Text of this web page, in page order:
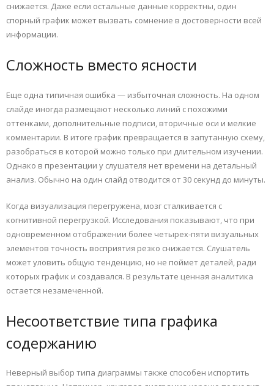
снижается. Даже если остальные данные корректны, один
спорный график может вызвать сомнение в достоверности всей
информации.
Сложность вместо ясности
Еще одна типичная ошибка — избыточная сложность. На одном
слайде иногда размещают несколько линий с похожими
оттенками, дополнительные подписи, вторичные оси и мелкие
комментарии. В итоге график превращается в запутанную схему,
разобраться в которой можно только при длительном изучении.
Однако в презентации у слушателя нет времени на детальный
анализ. Обычно на один слайд отводится от 30 секунд до минуты.
Когда визуализация перегружена, мозг сталкивается с
когнитивной перегрузкой. Исследования показывают, что при
одновременном отображении более четырех-пяти визуальных
элементов точность восприятия резко снижается. Слушатель
может уловить общую тенденцию, но не поймет деталей, ради
которых график и создавался. В результате ценная аналитика
остается незамеченной.
Несоответствие типа графика
содержанию
Неверный выбор типа диаграммы также способен испортить